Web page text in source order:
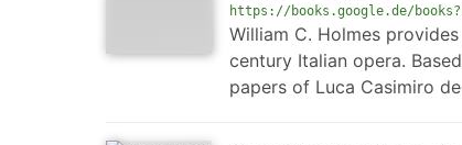
https://books.google.de/
William C. Holmes
century Italian opera.
papers of Luca Casimiro